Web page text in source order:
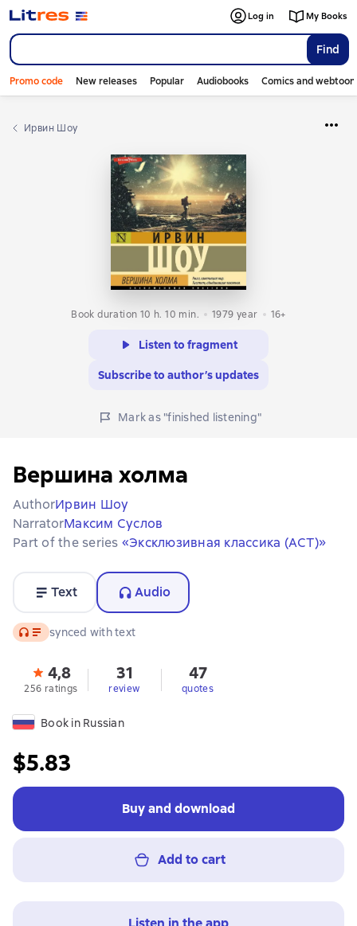
Find
Log in My Books
Promo code New releases Popular Audiobooks Comics and
Ирвин Шоу
Book duration 10 h. 10 min. 1979 year 16+
Listen to fragment
Subscribe to author’s updates
Mark as "finished listening"
Вершина холма
AuthorИрвин Шоу
NarratorМаксим Суслов
Part of the series «Эксклюзивная классика (АСТ)»
Text Audio
Audio synced with text
4,8
256 ratings
31
review
47
quotes
Book in Russian
$5.83
Buy and download
Add to cart